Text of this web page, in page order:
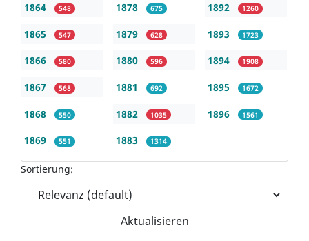
1864 548
1865 547
1866 580
1867 568
1868 550
1869 551
1878 675
1879 628
1880 596
1881 692
1882 1035
1883 1314
1892 1260
1893 1723
1894 1908
1895 1672
1896 1561
Sortierung:
Aktualisieren